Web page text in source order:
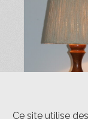
Ce site utilise